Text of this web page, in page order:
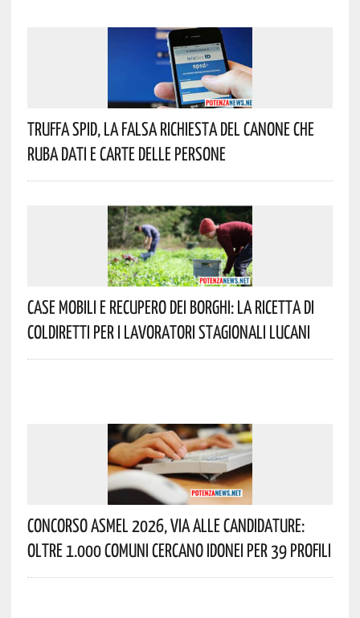
Truffa Spid, La Falsa Richiesta Del Canone Che
Ruba Dati E Carte Delle Persone
Case Mobili E Recupero Dei Borghi: La Ricetta Di
Coldiretti Per I Lavoratori Stagionali Lucani
Concorso Asmel 2026, Via Alle Candidature:
Oltre 1.000 Comuni Cercano Idonei Per 39 Profili